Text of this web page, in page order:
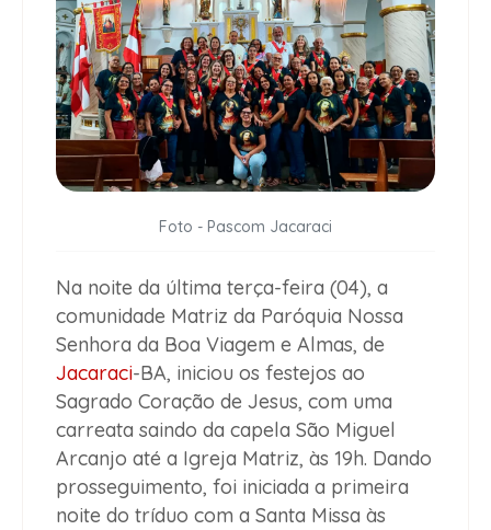
Foto - Pascom Jacaraci
Na noite da última terça-feira (04), a
comunidade Matriz da Paróquia Nossa
Senhora da Boa Viagem e Almas, de
Jacaraci-BA, iniciou os festejos ao
Sagrado Coração de Jesus, com uma
carreata saindo da capela São Miguel
Arcanjo até a Igreja Matriz, às 19h. Dando
prosseguimento, foi iniciada a primeira
noite do tríduo com a Santa Missa às